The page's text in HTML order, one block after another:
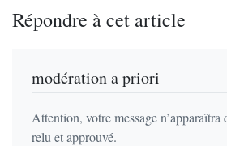
Répondre à cet article
modération a priori
Attention, votre message n’apparaîtra
relu et approuvé.